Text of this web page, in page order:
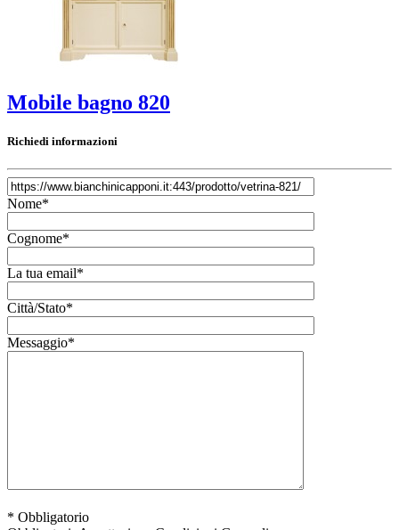
Mobile bagno 820
Richiedi informazioni
Nome*
Cognome*
La tua email*
Città/Stato*
Messaggio*
* Obbligatorio